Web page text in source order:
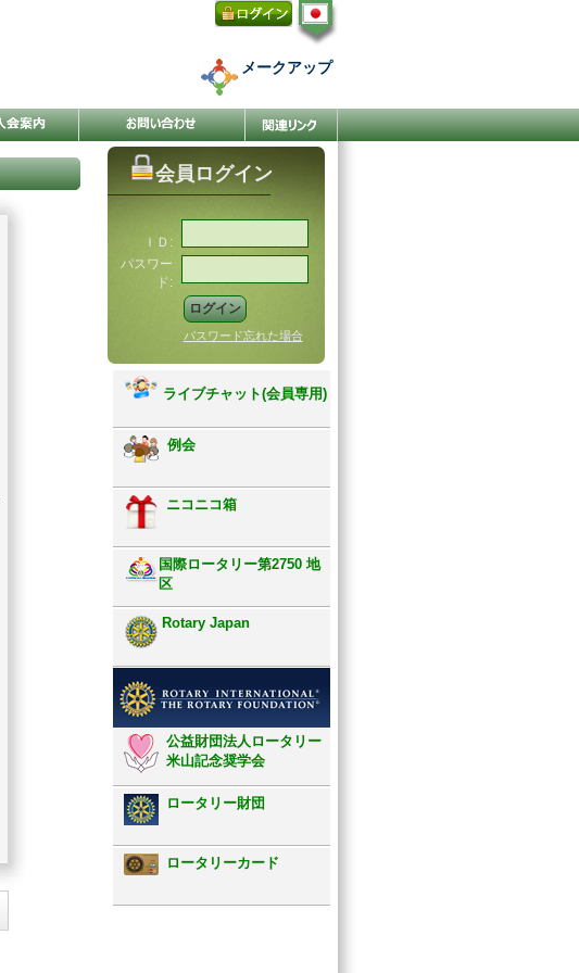
メークアップ
会員ログイン
ＩＤ:
パスワー
ド:
パスワード忘れた場合
ライブチャット(会員専用)
例会
ニコニコ箱
国際ロータリー第2750 地
区
Rotary Japan
公益財団法人ロータリー
米山記念奨学会
ロータリー財団
ロータリーカード